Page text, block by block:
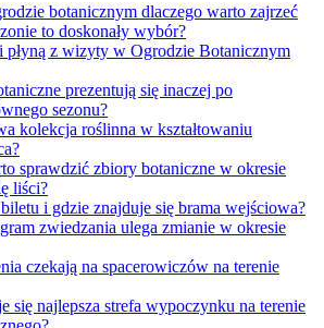
botanicznym dlaczego warto zajrzeć
to doskonały wybór?
płyną z wizyty w Ogrodzie Botanicznym
prezentują się inaczej po
sezonu?
kolekcja roślinna w kształtowaniu
sprawdzić zbiory botaniczne w okresie
liści?
i gdzie znajduje się brama wejściowa?
zwiedzania ulega zmianie w okresie
czekają na spacerowiczów na terenie
się najlepsza strefa wypoczynku na terenie